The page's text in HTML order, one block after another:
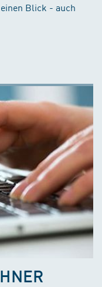
Blick - auch